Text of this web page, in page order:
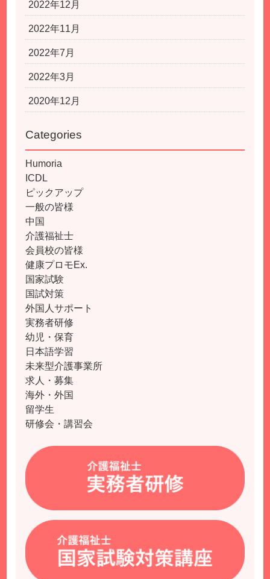
2022年12月
2022年11月
2022年7月
2022年3月
2020年12月
Categories
Humoria
ICDL
ピックアップ
一般の皆様
中国
介護福祉士
会員校の皆様
健康プロモEx.
国家試験
国試対策
外国人サポート
実務者研修
幼児・保育
日本語学習
未来型介護事業所
求人・募集
海外・外国
留学生
研修会・講習会